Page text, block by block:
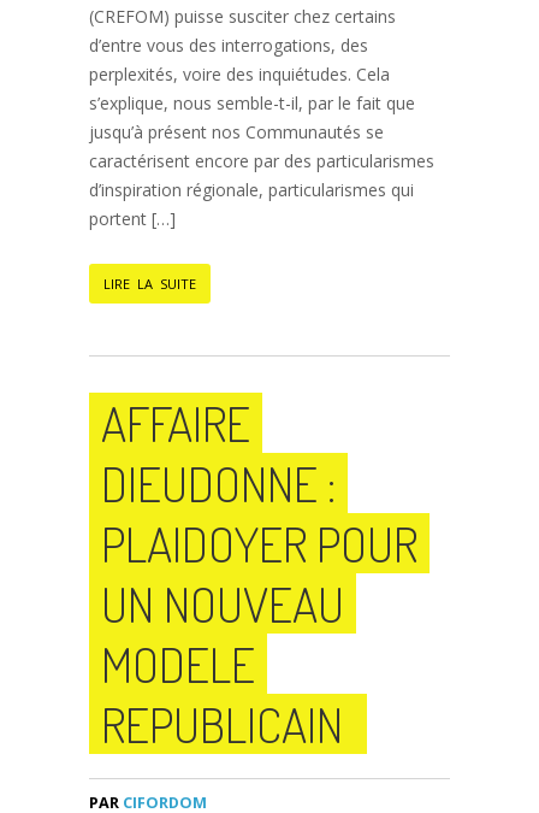
(CREFOM) puisse susciter chez certains
d’entre vous des interrogations, des
perplexités, voire des inquiétudes. Cela
s’explique, nous semble-t-il, par le fait que
jusqu’à présent nos Communautés se
caractérisent encore par des particularismes
d’inspiration régionale, particularismes qui
portent […]
LIRE LA SUITE
AFFAIRE
DIEUDONNE :
PLAIDOYER POUR
UN NOUVEAU
MODELE
REPUBLICAIN
PAR CIFORDOM